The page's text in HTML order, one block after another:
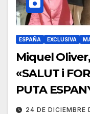
ESPAÑA EXCLUSIVA
Miquel
«SALUT i
PUTA
24 DE DICIEMBRE